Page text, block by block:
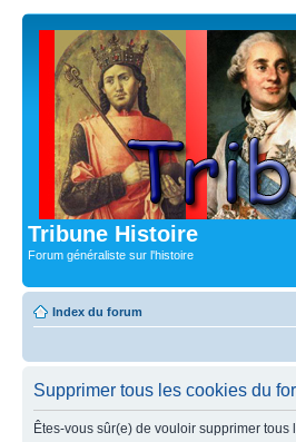
Tribune Histoire
Forum généraliste sur l'histoire
Index du forum
Supprimer tous les cookies du
Êtes-vous sûr(e) de vouloir supprimer tous